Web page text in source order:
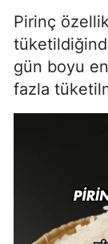
Pirinç
gün boyu
fazla